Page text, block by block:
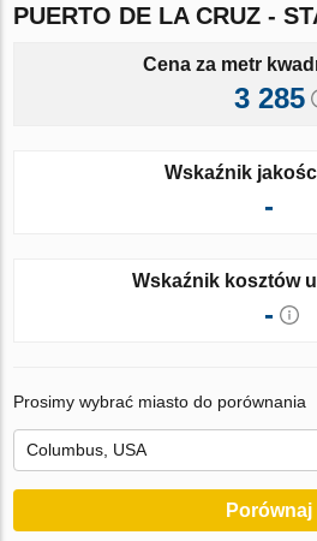
PUERTO DE LA CRUZ -
Cena za metr
3 285
Wskaźnik
-
Wskaźnik kosztów
-
Prosimy wybrać miasto do porównania
Porównaj